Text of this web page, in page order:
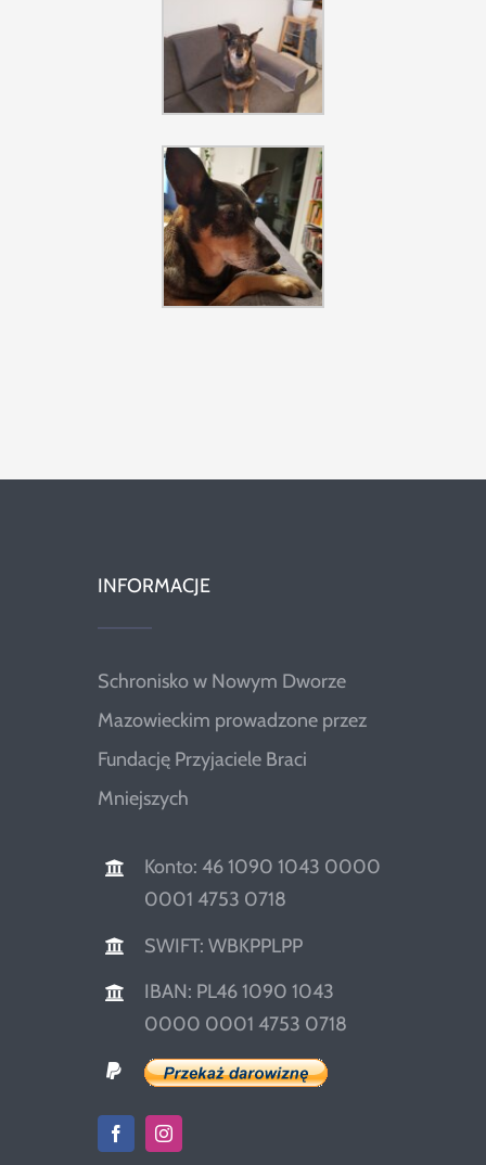
INFORMACJE
Schronisko w Nowym Dworze
Mazowieckim prowadzone przez
Fundację Przyjaciele Braci
Mniejszych
Konto: 46 1090 1043 0000
0001 4753 0718
SWIFT: WBKPPLPP
IBAN: PL46 1090 1043
0000 0001 4753 0718